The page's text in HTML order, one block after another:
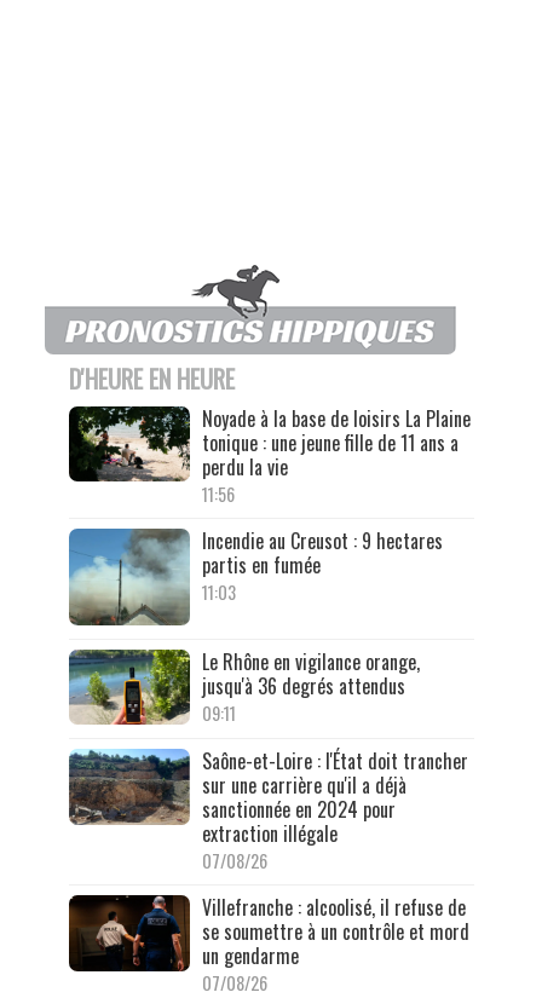
D'HEURE EN HEURE
Noyade à la base de loisirs La Plaine
tonique : une jeune fille de 11 ans a
perdu la vie
11:56
Incendie au Creusot : 9 hectares
partis en fumée
11:03
Le Rhône en vigilance orange,
jusqu'à 36 degrés attendus
09:11
Saône-et-Loire : l'État doit trancher
sur une carrière qu'il a déjà
sanctionnée en 2024 pour
extraction illégale
07/08/26
Villefranche : alcoolisé, il refuse de
se soumettre à un contrôle et mord
un gendarme
07/08/26